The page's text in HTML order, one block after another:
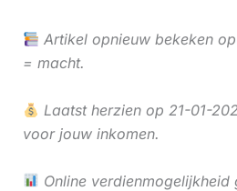
Artikel opnieuw bekeken
= macht.
Laatst herzien op 21-01-
voor jouw inkomen.
Online